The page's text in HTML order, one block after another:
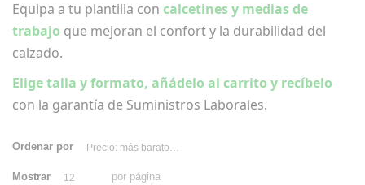
Equipa a tu plantilla con calcetines y medias de
trabajo que mejoran el confort y la durabilidad del
calzado.
Elige talla y formato, añádelo al carrito y recíbelo
con la garantía de Suministros Laborales.
Ordenar por
Mostrar 12 por página